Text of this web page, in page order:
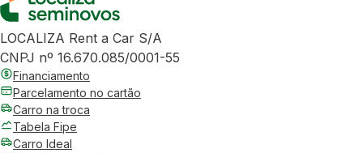
LOCALIZA Rent a Car S/A
CNPJ nº 16.670.085/0001-55
Financiamento
Parcelamento no cartão
Carro na troca
Tabela Fipe
Carro Ideal